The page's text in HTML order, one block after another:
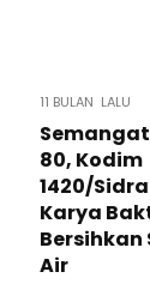
11 BULAN LALU
Semangat
80, Kodim
1420/
Karya
Bersihkan
Air